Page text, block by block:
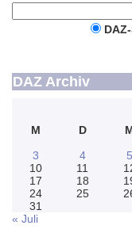
DAZ Archiv
M
D
3
4 5
10
11
17
18
24
25
31
« Juli